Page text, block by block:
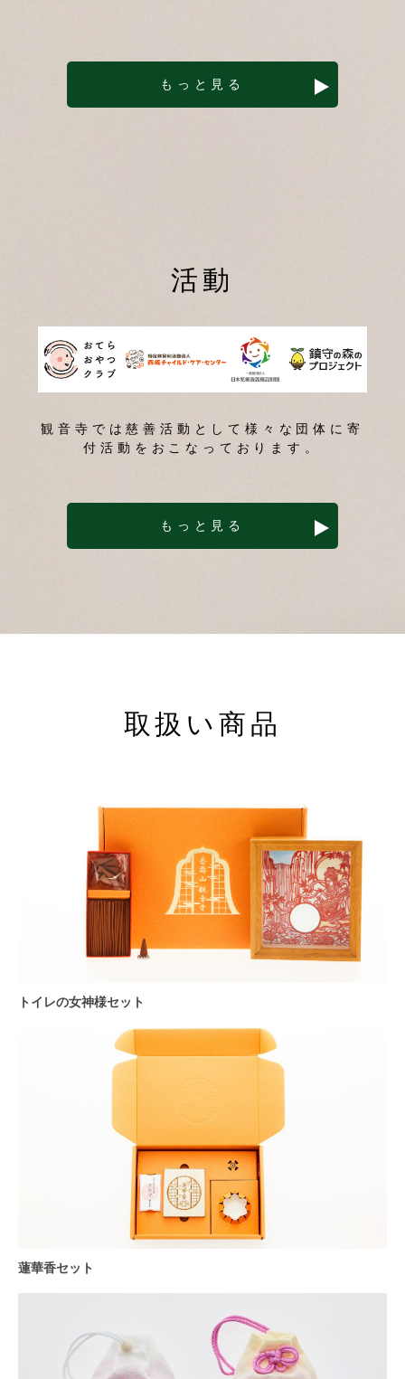
もっと見る
活動
観音寺では慈善活動として様々な団体に寄
付活動をおこなっております。
もっと見る
取扱い商品
トイレの女神様セット
蓮華香セット